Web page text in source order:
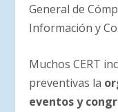
General de
Información y
Muchos CERT
preventivas la
eventos y